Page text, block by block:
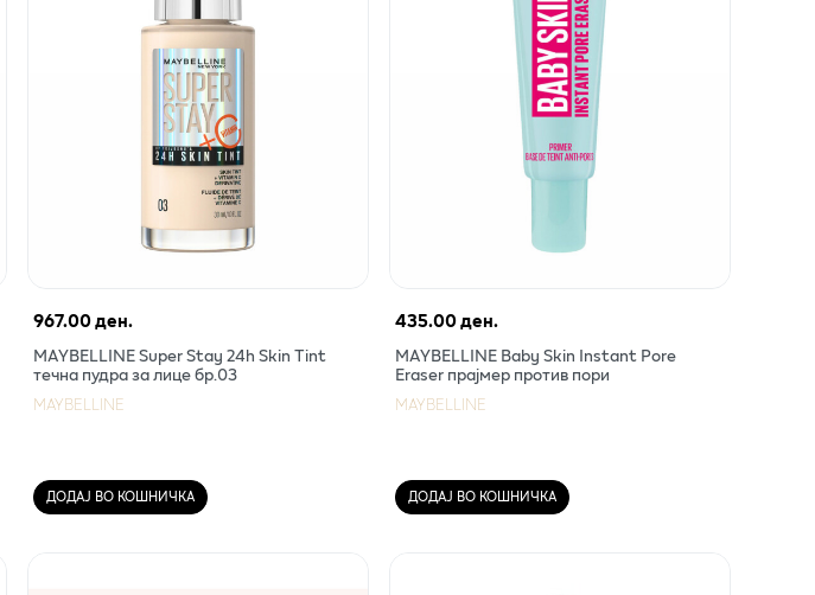
967.00 ден.
MAYBELLINE Super Stay 24h Skin Tint
течна пудра за лице бр.03
MAYBELLINE
ДОДАЈ ВО КОШНИЧКА
435.00 ден.
MAYBELLINE Baby Skin Instant Pore
Eraser прајмер против пори
MAYBELLINE
ДОДАЈ ВО КОШНИЧКА